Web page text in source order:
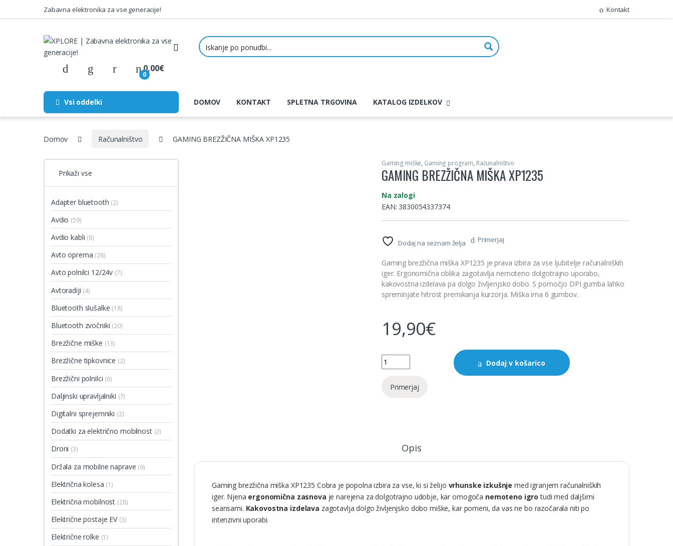
Skip to navigation
Skip to contentZabavna elektronika za vse generacije! Kontakt
0
0,00€
Vsi oddelki DOMOV KONTAKT SPLETNA TRGOVINA KATALOG IZDELKOV
Domov Računalništvo GAMING BREZŽIČNA MIŠKA XP1235
Gaming miške, Gaming program, Računalništvo
GAMING BREZŽIČNA MIŠKA XP1235
Na zalogi
EAN: 3830054337374
Dodaj na seznam želja Primerjaj
Gaming brezžična miška XP1235 je prava izbira za vse ljubitelje računalniških
iger. Ergonomična oblika zagotavlja nemoteno dolgotrajno uporabo,
kakovostna izdelava pa dolgo življenjsko dobo. S pomočjo DPI gumba lahko
spreminjate hitrost premikanja kurzorja. Miška ima 6 gumbov.
19,90€
Quantity Dodaj v košarico
Primerjaj
Opis
Gaming brezžična miška XP1235 Cobra je popolna izbira za vse, ki si želijo vrhunske izkušnje med igranjem računalniških
iger. Njena ergonomična zasnova je narejena za dolgotrajno udobje, kar omogoča nemoteno igro tudi med daljšimi
seansami. Kakovostna izdelava zagotavlja dolgo življenjsko dobo miške, kar pomeni, da vas ne bo razočarala niti po
intenzivni uporabi.
Prikaži vse
Adapter bluetooth (2)
Avdio (59)
Avdio kabli (8)
Avto oprema (28)
Avto polnilci 12/24v (7)
Avtoradiji (4)
Bluetooth slušalke (18)
Bluetooth zvočniki (20)
Brezžične miške (13)
Brezžične tipkovnice (2)
Brezžični polnilci (6)
Daljinski upravljalniki (7)
Digitalni sprejemniki (2)
Dodatki za električno mobilnost (2)
Droni (3)
Držala za mobilne naprave (9)
Električna kolesa (1)
Električna mobilnost (28)
Električne postaje EV (3)
Električne rolke (1)